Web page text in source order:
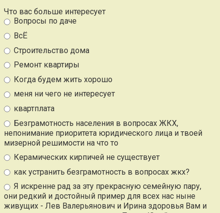
Что вас больше интересует
Вопросы по даче
ВсЁ
Строительство дома
Ремонт квартиры
Когда будем жить хорошо
меня ни чего не интересует
квартплата
Безграмотность населения в вопросах ЖКХ,
непонимание приоритета юридического лица и твоей
мизерной решимости на что то
Керамических кирпичей не существует
как устранить безграмотность в вопросах жкх?
Я искренне рад за эту прекрасную семейную пару,
они редкий и достойный пример для всех нас ныне
живущих - Лев Валерьянович и Ирина здоровья Вам и